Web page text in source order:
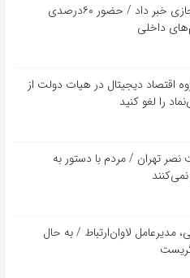
شورای عالی فضای مجازی خبر داد / حضور ۶۰درصدی
داخلی
اقتصاد دیجیتال در هیات دولت از
را لغو کنید
تهران / مردم با دستور به
مدیرعامل لاوان‌ارتباط / به حال